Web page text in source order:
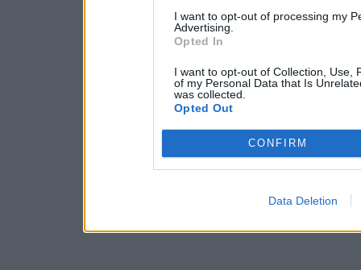
I want to opt-out of processing my
Advertising.
Opted In
I want to opt-out of Collection, Use,
of my Personal Data that Is
was collected.
Opted Out
CONFIRM
Data Deletion